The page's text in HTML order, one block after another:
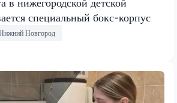
в нижегородской детской
специальный бокс-корпус
Новгород